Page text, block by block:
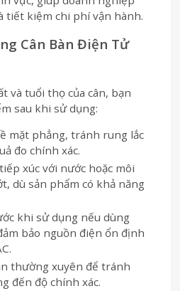
tiết kiệm chi phí vận hành.
Cân Bàn Điện Tử
và tuổi thọ của cân, bạn
sau khi sử dụng:
mặt phẳng, tránh rung lắc
đo chính xác.
xúc với nước hoặc môi
dù sản phẩm có khả năng
khi sử dụng nếu dùng
bảo nguồn điện ổn định
thường xuyên để tránh
đến độ chính xác.